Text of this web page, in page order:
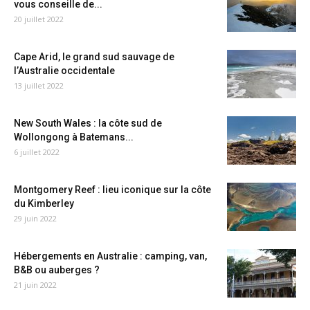
vous conseille de...
20 juillet 2022
Cape Arid, le grand sud sauvage de
l’Australie occidentale
13 juillet 2022
New South Wales : la côte sud de
Wollongong à Batemans...
6 juillet 2022
Montgomery Reef : lieu iconique sur la côte
du Kimberley
29 juin 2022
Hébergements en Australie : camping, van,
B&B ou auberges ?
21 juin 2022